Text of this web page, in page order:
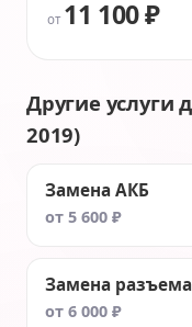
от 11 100 ₽
Другие услуги
2019)
Замена АКБ
от 5 600 ₽
Замена
от 6 000 ₽